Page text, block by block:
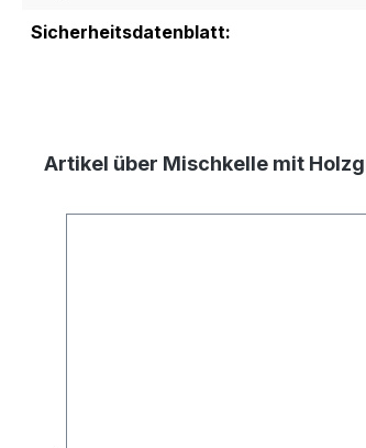
Sicherheitsdatenblatt:
Artikel über Mischkelle mit